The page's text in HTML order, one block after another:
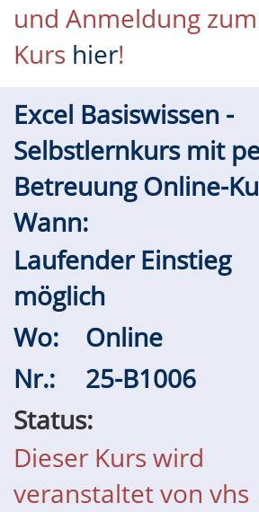
und Anmeldung zum
Kurs hier!
Excel Basiswissen -
Selbstlernkurs mit
Betreuung Online-
Wann:
Laufender Einstieg
möglich
Wo:
Online
Nr.:
25-B1006
Status:
Dieser Kurs wird
veranstaltet von vhs